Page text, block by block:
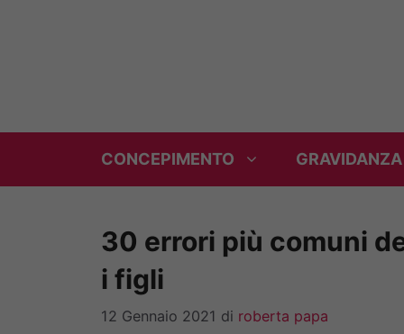
CONCEPIMENTO GRAVIDANZA
30 errori più comuni
i figli
12 Gennaio 2021 di roberta papa